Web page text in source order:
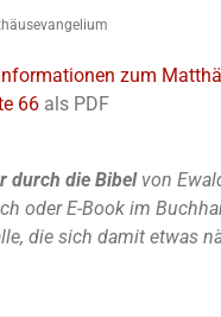
zum
66 als PDF
durch die Bibel von
oder E-Book im
die sich damit etwas